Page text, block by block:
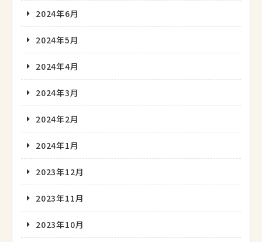
2024年6月
2024年5月
2024年4月
2024年3月
2024年2月
2024年1月
2023年12月
2023年11月
2023年10月